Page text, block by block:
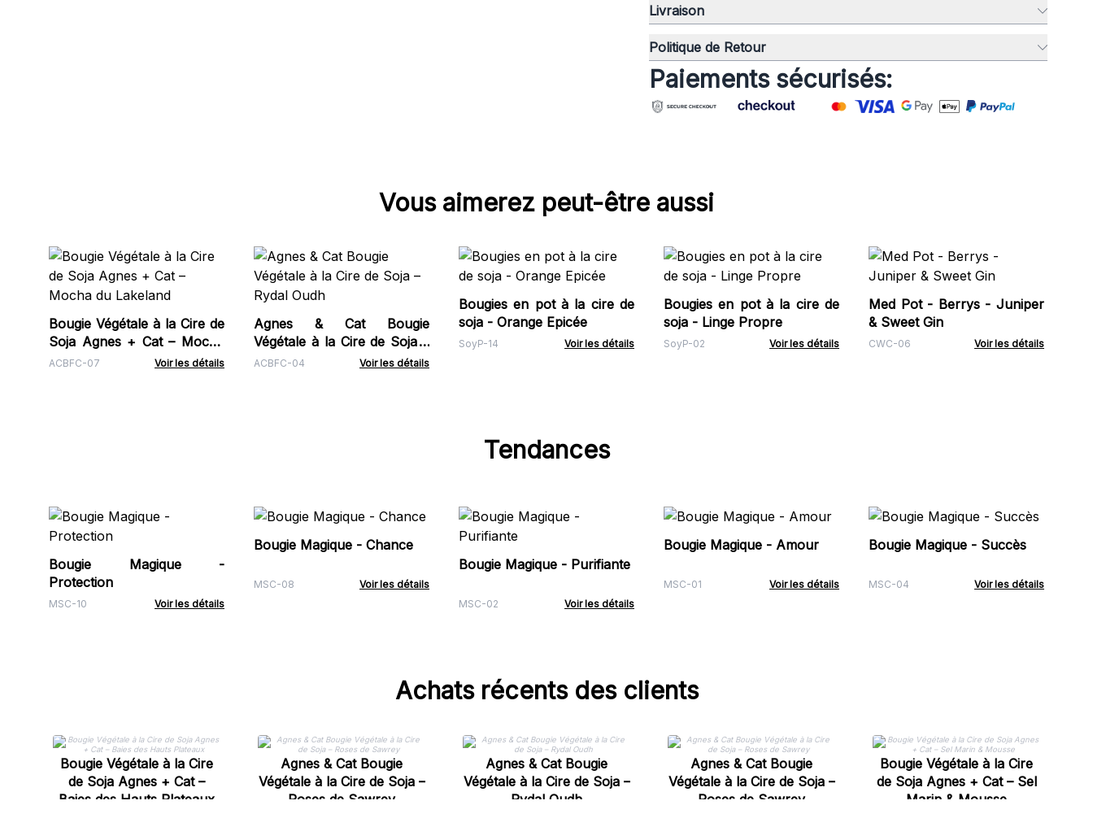
Livraison
Politique de Retour
Paiements sécurisés:
Vous aimerez peut-être aussi
Bougie Végétale à la Cire de
Soja Agnes + Cat – Mocha
du Lakeland
ACBFC-07 Voir les détails
Agnes & Cat Bougie
Végétale à la Cire de Soja –
Rydal Oudh
ACBFC-04 Voir les détails
Bougies en pot à la cire de
soja - Orange Epicée
SoyP-14 Voir les détails
Bougies en pot à la cire de
soja - Linge Propre
SoyP-02 Voir les détails
Med Pot - Berrys - Juniper
& Sweet Gin
CWC-06 Voir les détails
Tendances
Bougie Magique -
Protection
MSC-10 Voir les détails
Bougie Magique - Chance
MSC-08 Voir les détails
Bougie Magique - Purifiante
MSC-02 Voir les détails
Bougie Magique - Amour
MSC-01 Voir les détails
Bougie Magique - Succès
MSC-04 Voir les détails
Achats récents des clients
Bougie Végétale à la Cire
de Soja Agnes + Cat –
Baies des Hauts Plateaux
Agnes & Cat Bougie
Végétale à la Cire de Soja –
Roses de Sawrey
Agnes & Cat Bougie
Végétale à la Cire de Soja –
Rydal Oudh
Agnes & Cat Bougie
Végétale à la Cire de Soja –
Roses de Sawrey
Bougie Végétale à la Cire
de Soja Agnes + Cat – Sel
Marin & Mousse